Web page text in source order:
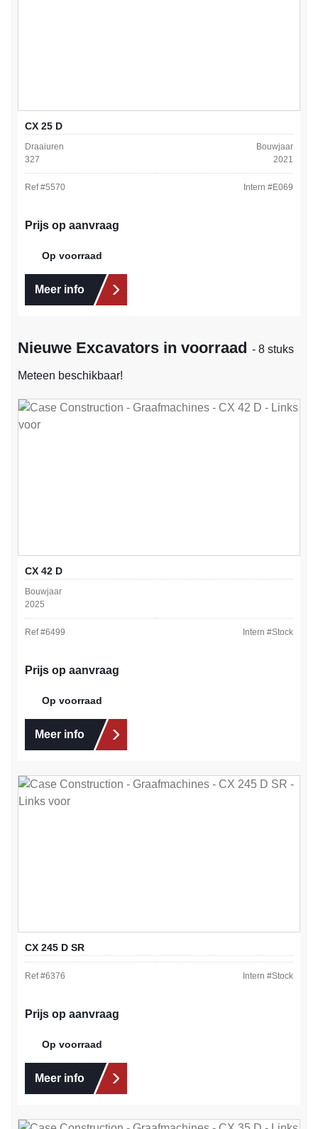
CX 25 D
Draaiuren
327
Bouwjaar
2021
Ref #5570 Intern #E069
Prijs op aanvraag
Op voorraad
Meer info
Nieuwe Excavators in voorraad - 8 stuks
Meteen beschikbaar!
CX 42 D
Bouwjaar
2025
Ref #6499 Intern #Stock
Prijs op aanvraag
Op voorraad
Meer info
CX 245 D SR
Ref #6376 Intern #Stock
Prijs op aanvraag
Op voorraad
Meer info